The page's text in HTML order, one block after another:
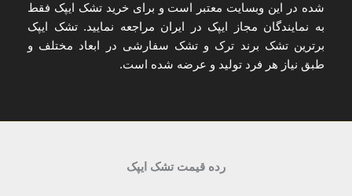
شده در این وبسایت معتبر است و برایخرید تشک ایپک فقط
به نمایندگان مجاز ایپک در ایران مراجعه نمایید. تشک ایپک
برترین تشک برند ترک و تشک سفارشی در ابعاد مختلف و
طبق نیاز هر فرد تولید و عرضه شده است.
رده قیمت تشک ایپک